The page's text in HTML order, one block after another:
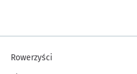
Rowerzyści